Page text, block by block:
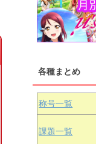
桜内梨子
津島善子
上原歩夢
中須かすみ
各種まとめ
称号一覧
課題一覧